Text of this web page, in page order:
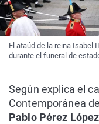
El ataúd de la reina Isabel
durante el funeral de
Según explica el
Contemporánea
Pablo Pérez López